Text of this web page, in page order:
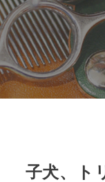
子犬、ト